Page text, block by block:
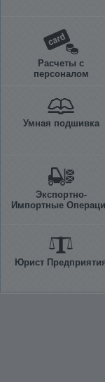
Расчеты с
персоналом
Умная подшивка
Экспортно-
Импортные
Юрист